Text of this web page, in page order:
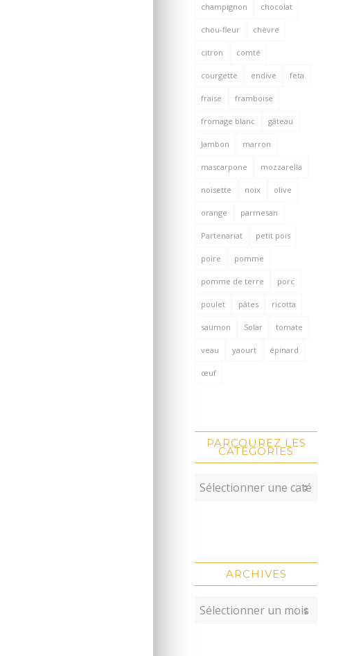
champignon chocolat
chou-fleur chèvre
citron comté
courgette endive feta
fraise framboise
fromage blanc gâteau
Jambon marron
mascarpone mozzarella
noisette noix olive
orange parmesan
Partenariat petit pois
poire pomme
pomme de terre porc
poulet pâtes ricotta
saumon Solar tomate
veau yaourt épinard
œuf
PARCOUREZ LES
CATÉGORIES
ARCHIVES